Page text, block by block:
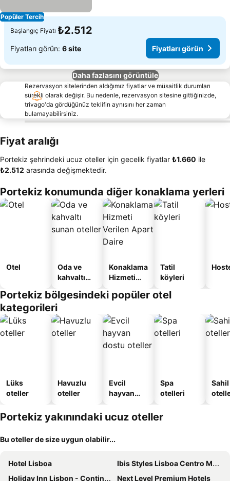
Popüler Tercih
Başlangıç Fiyatı ₺2.512
Fiyatları görün: 6 site Fiyatları görün
Daha fazlasını görüntüle
Rezervasyon sitelerinden aldığımız fiyatlar ve müsaitlik durumları
sürekli olarak değişir. Bu nedenle, rezervasyon sitesine gittiğinizde,
trivago'da gördüğünüz teklifin aynısını her zaman
bulamayabilirsiniz.
Fiyat aralığı
Portekiz şehrindeki ucuz oteller için gecelik fiyatlar ‎₺1.660 ile
‎₺2.512 arasında değişmektedir.
Portekiz konumunda diğer konaklama yerleri
Otel
Oda ve
kahvaltı
oteller
Konaklama
Hizmeti
Apart
Tatil
köyleri
Portekiz bölgesindeki popüler otel
kategorileri
Lüks
oteller
Havuzlu
oteller
Evcil
hayvan
oteller
Spa
otelleri
Sahil
Portekiz yakınındaki ucuz oteller
Bu oteller de size uygun olabilir...
Hotel Lisboa
Ibis Styles Lisboa Centro Marquês de Pombal
Holiday Inn Lisbon - Continental By Ihg
Next Level Premium Hotels